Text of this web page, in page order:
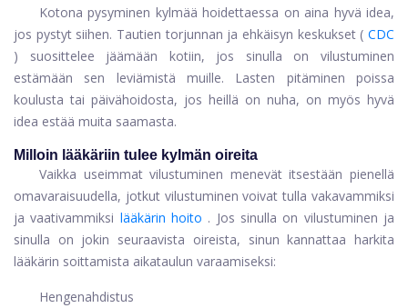
Kotona pysyminen kylmää hoidettaessa on aina hyvä idea,
jos pystyt siihen. Tautien torjunnan ja ehkäisyn keskukset ( CDC
) suosittelee jäämään kotiin, jos sinulla on vilustuminen
estämään sen leviämistä muille. Lasten pitäminen poissa
koulusta tai päivähoidosta, jos heillä on nuha, on myös hyvä
idea estää muita saamasta.
Milloin lääkäriin tulee kylmän oireita
Vaikka useimmat vilustuminen menevät itsestään pienellä
omavaraisuudella, jotkut vilustuminen voivat tulla vakavammiksi
ja vaativammiksi lääkärin hoito . Jos sinulla on vilustuminen ja
sinulla on jokin seuraavista oireista, sinun kannattaa harkita
lääkärin soittamista aikataulun varaamiseksi:
Hengenahdistus